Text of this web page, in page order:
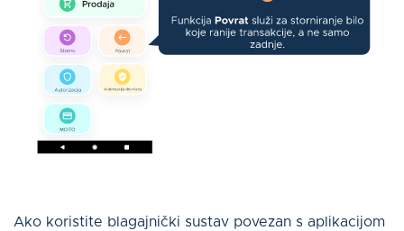
Ako koristite blagajnički sustav povezan s aplikacijom